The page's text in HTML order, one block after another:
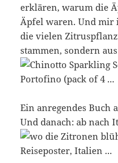
erklären, warum die
Äpfel waren. Und mir
die vielen
stammen, sondern
Ein anregendes Buch
Und danach: ab nach